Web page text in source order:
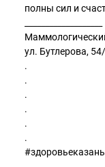
полны сил и
ул. Бутлерова,
.
.
.
.
.
.